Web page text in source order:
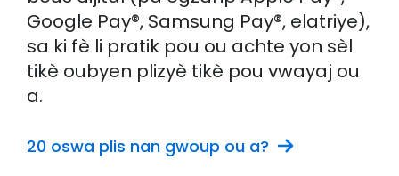
Google Pay®, Samsung Pay®, elatriye),
sa ki fè li pratik pou ou achte yon sèl
tikè oubyen plizyè tikè pou vwayaj ou
a.
20 oswa plis nan gwoup ou a?